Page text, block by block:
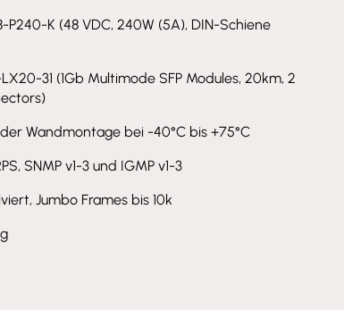
P240-K (48 VDC, 240W (5A), DIN-Schiene
31 (1Gb Multimode SFP Modules, 20km, 2
Wandmontage bei -40°C bis +75°C
SNMP v1-3 und IGMP v1-3
Jumbo Frames bis 10k